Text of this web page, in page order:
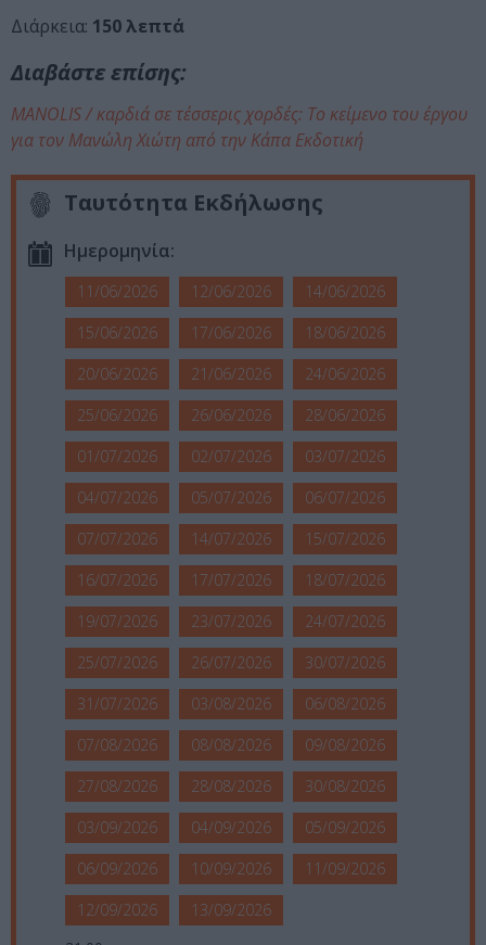
Διάρκεια: 150 λεπτά
Διαβάστε επίσης:
MANOLIS / καρδιά σε τέσσερις χορδές: Το κείμενο του έργου
για τον Μανώλη Χιώτη από την Κάπα Εκδοτική
Ταυτότητα Εκδήλωσης
Ημερομηνία:
11/06/2026 12/06/2026
14/06/2026
15/06/2026
17/06/2026
18/06/2026
20/06/2026
21/06/2026
24/06/2026
25/06/2026
26/06/2026
28/06/2026
01/07/2026
02/07/2026
03/07/2026
04/07/2026
05/07/2026
06/07/2026
07/07/2026
14/07/2026
15/07/2026
16/07/2026
17/07/2026
18/07/2026
19/07/2026
23/07/2026
24/07/2026
25/07/2026
26/07/2026
30/07/2026
31/07/2026
03/08/2026
06/08/2026
07/08/2026
08/08/2026
09/08/2026
27/08/2026
28/08/2026
30/08/2026
03/09/2026
04/09/2026
05/09/2026
06/09/2026
10/09/2026
11/09/2026
12/09/2026
13/09/2026